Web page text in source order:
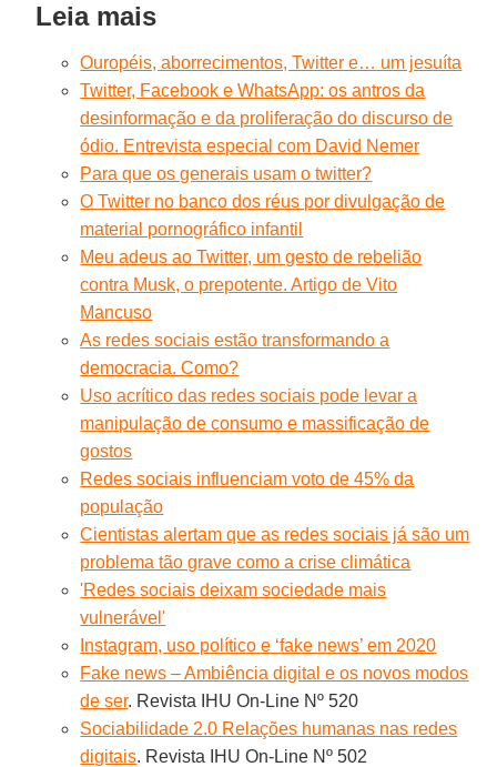
Leia mais
Ouropéis, aborrecimentos, Twitter e… um jesuíta
Twitter, Facebook e WhatsApp: os antros da
desinformação e da proliferação do discurso de
ódio. Entrevista especial com David Nemer
Para que os generais usam o twitter?
O Twitter no banco dos réus por divulgação de
material pornográfico infantil
Meu adeus ao Twitter, um gesto de rebelião
contra Musk, o prepotente. Artigo de Vito
Mancuso
As redes sociais estão transformando a
democracia. Como?
Uso acrítico das redes sociais pode levar a
manipulação de consumo e massificação de
gostos
Redes sociais influenciam voto de 45% da
população
Cientistas alertam que as redes sociais já são um
problema tão grave como a crise climática
'Redes sociais deixam sociedade mais
vulnerável'
Instagram, uso político e ‘fake news’ em 2020
Fake news – Ambiência digital e os novos modos
de ser. Revista IHU On-Line Nº 520
Sociabilidade 2.0 Relações humanas nas redes
digitais. Revista IHU On-Line Nº 502